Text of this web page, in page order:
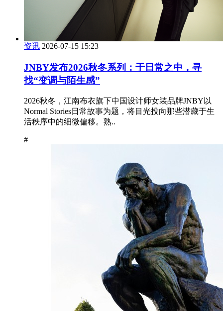
资讯 2026-07-15 15:23
JNBY发布2026秋冬系列：于日常之中，寻
找“变调与陌生感”
2026秋冬，江南布衣旗下中国设计师女装品牌JNBY以
Normal Stories日常故事为题，将目光投向那些潜藏于生
活秩序中的细微偏移。熟..
#